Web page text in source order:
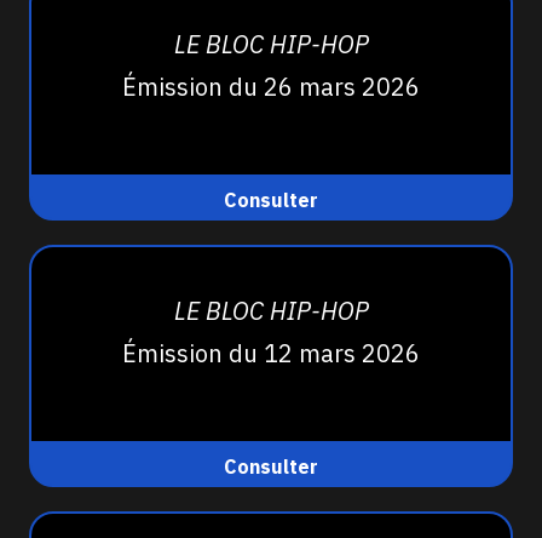
LE BLOC HIP-HOP
Émission du 26 mars 2026
Consulter
LE BLOC HIP-HOP
Émission du 12 mars 2026
Consulter